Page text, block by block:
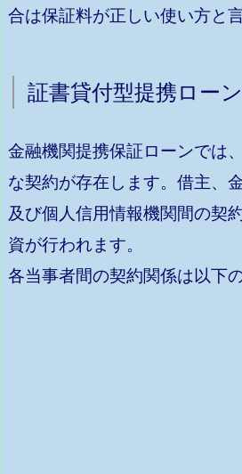
合は保証料が正しい使い方と言
証書貸付型提携ロー
金融機関提携保証ローンでは
な契約が存在します。借主、
及び個人信用情報機関間の契
資が行われます。
各当事者間の契約関係は以下